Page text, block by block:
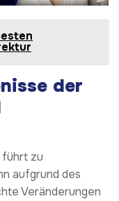
der
führt zu
aufgrund des
Veränderungen